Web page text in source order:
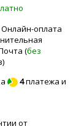
оплата
(без
4платежа и
от